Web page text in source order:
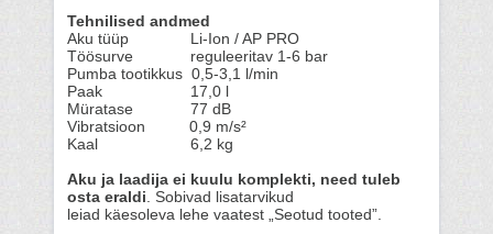
Tehnilised andmed
Aku tüüp Li-Ion / AP PRO
Töösurve reguleeritav 1-6 bar
Pumba tootikkus 0,5-3,1 l/min
Paak 17,0 l
Müratase 77 dB
Vibratsioon 0,9 m/s²
Kaal 6,2 kg
Aku ja laadija ei kuulu komplekti, need tuleb
osta eraldi. Sobivad lisatarvikud
leiad käesoleva lehe vaatest „Seotud tooted”.